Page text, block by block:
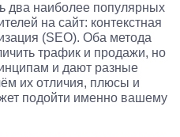
два наиболее популярных
на сайт: контекстная
(SEO). Оба метода
трафик и продажи, но
и дают разные
их отличия, плюсы и
подойти именно вашему